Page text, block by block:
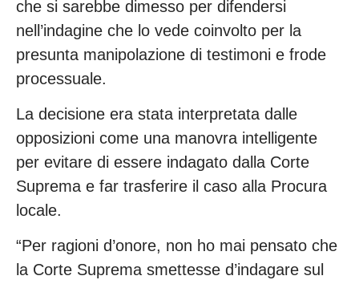
che si sarebbe dimesso per difendersi
nell’indagine che lo vede coinvolto per la
presunta manipolazione di testimoni e frode
processuale.
La decisione era stata interpretata dalle
opposizioni come una manovra intelligente
per evitare di essere indagato dalla Corte
Suprema e far trasferire il caso alla Procura
locale.
“Per ragioni d’onore, non ho mai pensato che
la Corte Suprema smettesse d’indagare sul